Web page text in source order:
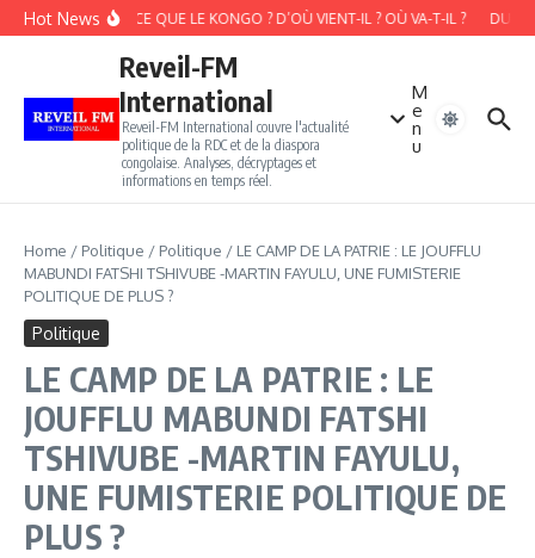
Aller au contenu
Hot NewsQU’EST-CE QUE LE KONGO ? D’OÙ VIENT-IL ? OÙ VA-T-IL ? DU
Reveil-FM
International
Reveil-FM International couvre l'actualité
politique de la RDC et de la diaspora
congolaise. Analyses, décryptages et
informations en temps réel.
M
e
n
u
Home / Politique / Politique / LE CAMP DE LA PATRIE : LE JOUFFLU
MABUNDI FATSHI TSHIVUBE -MARTIN FAYULU, UNE FUMISTERIE
POLITIQUE DE PLUS ?
Politique
LE CAMP DE LA PATRIE : LE
JOUFFLU MABUNDI FATSHI
TSHIVUBE -MARTIN FAYULU,
UNE FUMISTERIE POLITIQUE DE
PLUS ?